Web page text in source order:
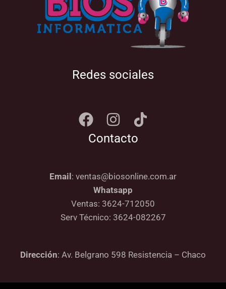
Redes sociales
Contacto
Email: ventas@biosonline.com.ar
Whatsapp
Ventas: 3624-712050
Serv Técnico: 3624-082267
Dirección: Av. Belgrano 598 Resistencia – Chaco